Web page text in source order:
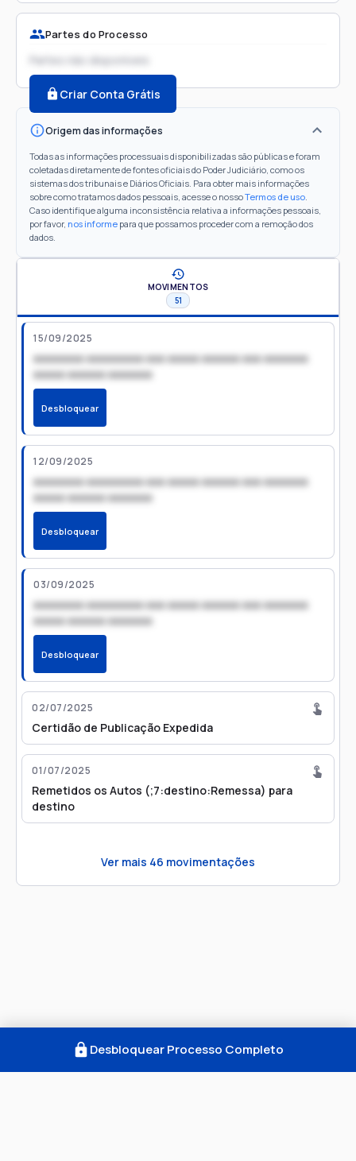
Partes do Processo
Partes não disponíveis
Criar Conta Grátis
Origem das informações
Todas as informações processuais disponibilizadas são públicas e foram
coletadas diretamente de fontes oficiais do Poder Judiciário, como os
sistemas dos tribunais e Diários Oficiais. Para obter mais informações
sobre como tratamos dados pessoais, acesse o nossoTermos de uso.
Caso identifique alguma inconsistência relativa a informações pessoais,
por favor, nos informe para que possamos proceder com a remoção dos
dados.
MOVIMENTOS
51
15/09/2025
xxxxxxxx xxxxxxxxx xxx xxxxx xxxxxx xxx xxxxxxx
xxxxx xxxxxx xxxxxxx
Desbloquear
12/09/2025
xxxxxxxx xxxxxxxxx xxx xxxxx xxxxxx xxx xxxxxxx
xxxxx xxxxxx xxxxxxx
Desbloquear
03/09/2025
xxxxxxxx xxxxxxxxx xxx xxxxx xxxxxx xxx xxxxxxx
xxxxx xxxxxx xxxxxxx
Desbloquear
02/07/2025
Certidão de Publicação Expedida
01/07/2025
Remetidos os Autos (;7:destino:Remessa) para
destino
Ver mais 46 movimentações
Desbloquear Processo Completo